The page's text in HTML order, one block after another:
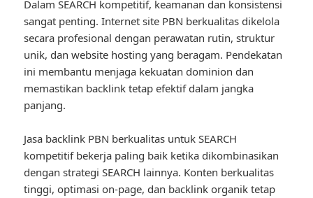
Dalam SEARCH kompetitif, keamanan dan konsistensi
sangat penting. Internet site PBN berkualitas dikelola
secara profesional dengan perawatan rutin, struktur
unik, dan website hosting yang beragam. Pendekatan
ini membantu menjaga kekuatan dominion dan
memastikan backlink tetap efektif dalam jangka
panjang.
Jasa backlink PBN berkualitas untuk SEARCH
kompetitif bekerja paling baik ketika dikombinasikan
dengan strategi SEARCH lainnya. Konten berkualitas
tinggi, optimasi on-page, dan backlink organik tetap